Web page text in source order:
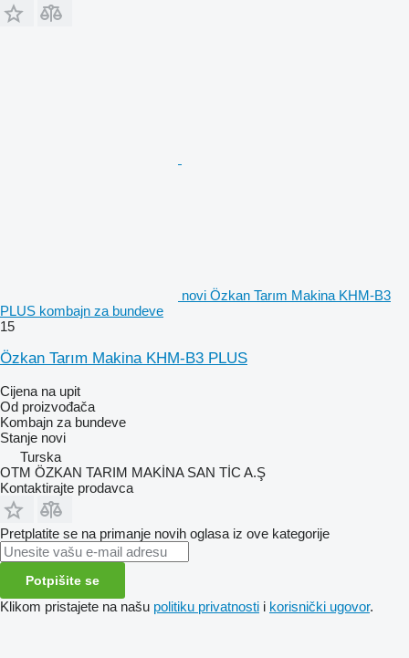
novi Özkan Tarım Makina KHM-B3
PLUS kombajn za bundeve
15
Özkan Tarım Makina KHM-B3 PLUS
Cijena na upit
Od proizvođača
Kombajn za bundeve
Stanje novi
Turska
OTM ÖZKAN TARIM MAKİNA SAN TİC A.Ş
Kontaktirajte prodavca
Pretplatite se na primanje novih oglasa iz ove kategorije
Potpišite se
Klikom pristajete na našu politiku privatnosti i korisnički ugovor.